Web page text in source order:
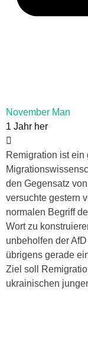
November Man
1 Jahr her
Remigration ist ein
den Gegensatz
versuchte gestern
normalen Begriff
Wort zu
unbeholfen der
übrigens gerade
Ziel soll
ukrainischen